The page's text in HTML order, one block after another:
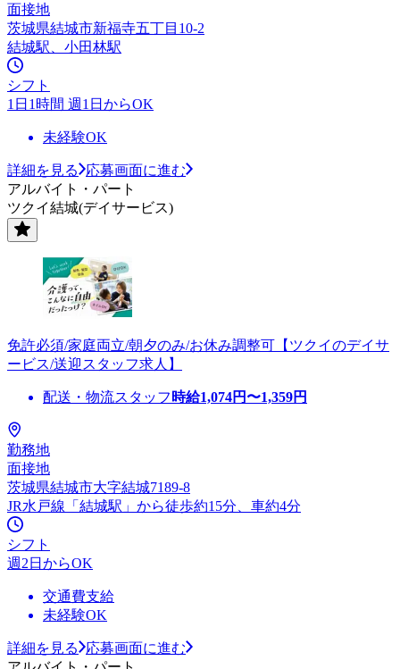
面接地
茨城県結城市新福寺五丁目10-2
結城駅、小田林駅
シフト
1日1時間 週1日からOK
未経験OK
詳細を見る
応募画面に進む
アルバイト・パート
ツクイ結城(デイサービス)
免許必須/家庭両立/朝夕のみ/お休み調整可【ツクイのデイサ
ービス/送迎スタッフ求人】
配送・物流スタッフ 時給1,074円〜1,359円
勤務地
面接地
茨城県結城市大字結城7189-8
JR水戸線「結城駅」から徒歩約15分、車約4分
シフト
週2日からOK
交通費支給
未経験OK
詳細を見る
応募画面に進む